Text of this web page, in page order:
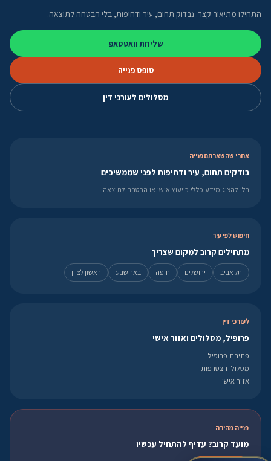
התחילו מתיאור קצר. נבדוק תחום, עיר ודחיפות, בלי הבטחה לתוצאה.
שליחת וואטסאפ
טופס פנייה
מסלולים לעורכי דין
אחרי שהשארתם פנייה
בודקים תחום, עיר ודחיפות לפני שממשיכים
בלי להציג מידע כללי כייעוץ אישי או הבטחה לתוצאה.
חיפוש לפי עיר
מתחילים קרוב למקום שצריך
תל אביב ירושלים חיפה באר שבע ראשון לציון
לעורכי דין
פרופיל, מסלולים ואזור אישי
פתיחת פרופיל
מסלולי הצטרפות
אזור אישי
פנייה מהירה
מועד קרוב? עדיף להתחיל עכשיו